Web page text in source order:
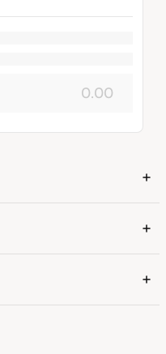
0.00